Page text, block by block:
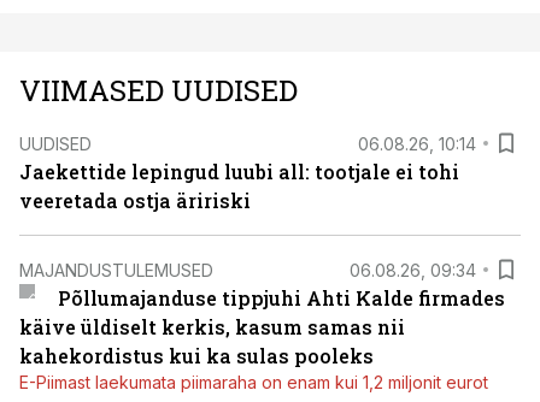
VIIMASED UUDISED
UUDISED 06.08.26, 10:14
Jaekettide lepingud luubi all: tootjale ei tohi
veeretada ostja äririski
MAJANDUSTULEMUSED 06.08.26, 09:34
Põllumajanduse tippjuhi Ahti Kalde firmades
käive üldiselt kerkis, kasum samas nii
kahekordistus kui ka sulas pooleks
E-Piimast laekumata piimaraha on enam kui 1,2 miljonit eurot